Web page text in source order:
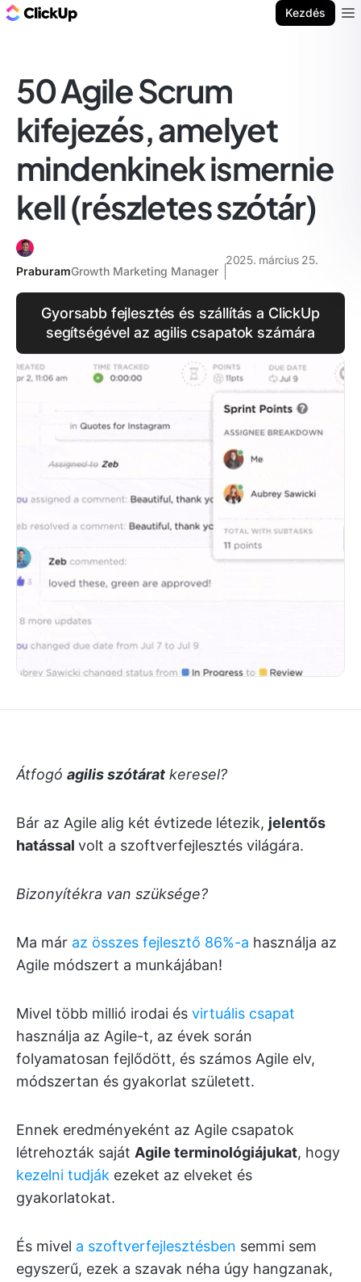
Kezdés
50 Agile Scrum
kifejezés, amelyet
mindenkinek ismernie
kell (részletes szótár)
PraburamGrowth Marketing Manager
2025. március 25.
Gyorsabb fejlesztés és szállítás a ClickUp
segítségével az agilis csapatok számára
Átfogó agilis szótárat keresel?
Bár az Agile alig két évtizede létezik, jelentős
hatással volt a szoftverfejlesztés világára.
Bizonyítékra van szüksége?
Ma már az összes fejlesztő 86%-a használja az
Agile módszert a munkájában!
Mivel több millió irodai és virtuális csapat
használja az Agile-t, az évek során
folyamatosan fejlődött, és számos Agile elv,
módszertan és gyakorlat született.
Ennek eredményeként az Agile csapatok
létrehozták saját Agile terminológiájukat, hogy
kezelni tudják ezeket az elveket és
gyakorlatokat.
És mivel a szoftverfejlesztésben semmi sem
egyszerű, ezek a szavak néha úgy hangzanak,